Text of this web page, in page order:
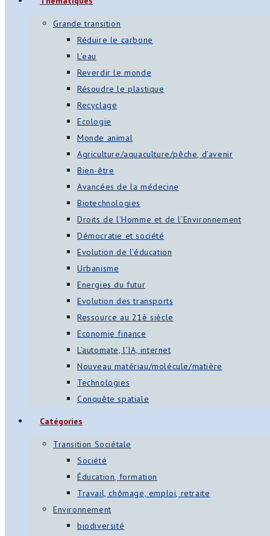
Grande transition
Réduire le carbone
L’eau
Reverdir le monde
Résoudre le plastique
Recyclage
Ecologie
Monde animal
Agriculture/aquaculture/pêche, d’avenir
Bien-être
Avancées de la médecine
Biotechnologies
Droits de l’Homme et de l’Environnement
Démocratie et société
Evolution de l’éducation
Urbanisme
Energies du futur
Evolution des transports
Ressource au 21è siècle
Economie finance
L’automate, l’IA, internet
Nouveau matériau/molécule/matière
Technologies
Conquête spatiale
Catégories
Transition Sociétale
Société
Éducation, formation
Travail, chômage, emploi, retraite
Environnement
biodiversité